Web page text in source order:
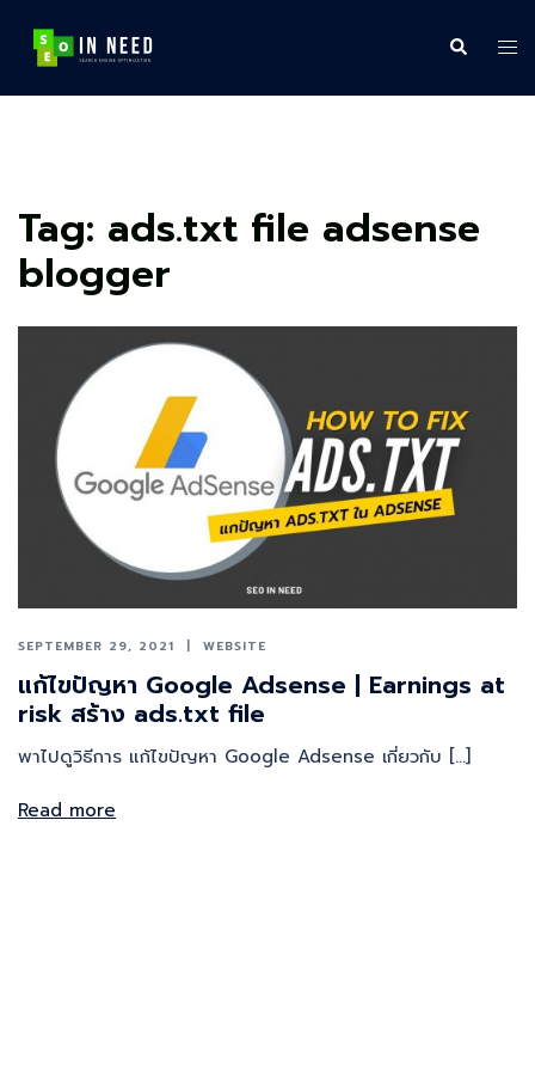
content
Search
Tag: ads.txt file adsense
blogger
SEPTEMBER 29, 2021 WEBSITE
แก้ไขปัญหา Google Adsense | Earnings at
risk สร้าง ads.txt file
พาไปดูวิธีการ แก้ไขปัญหา Google Adsense เกี่ยวกับ […]
Read more